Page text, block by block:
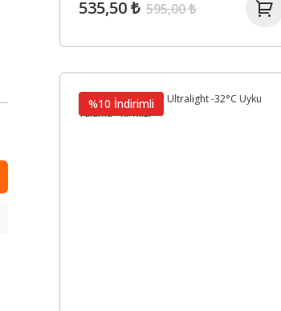
535,50 ₺ 595,00 ₺
%10 İndirimli